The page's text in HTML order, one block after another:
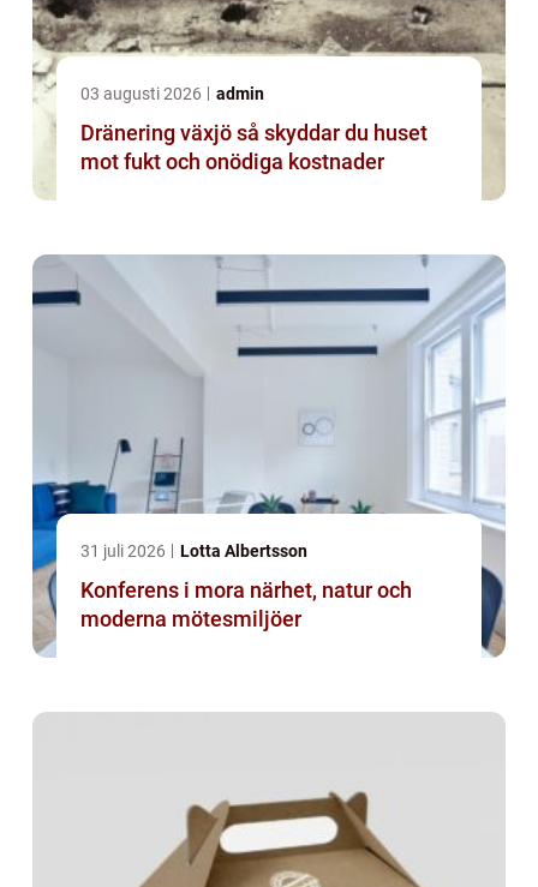
03 augusti 2026 admin
Dränering växjö så skyddar du huset
mot fukt och onödiga kostnader
31 juli 2026 Lotta Albertsson
Konferens i mora närhet, natur och
moderna mötesmiljöer